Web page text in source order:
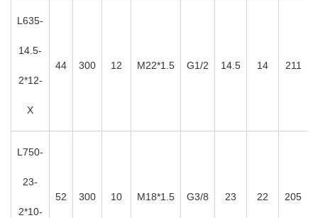
L635-
14.5-
2*12-
X
44 300 12 M22*1.5 G1/2 14.5 14 211
L750-
23-
2*10-
52 300 10 M18*1.5 G3/8 23 22 205